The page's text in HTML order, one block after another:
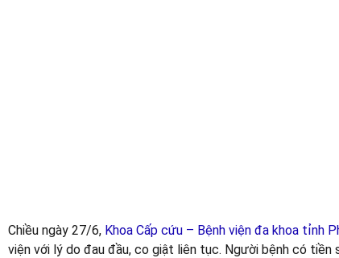
Chiều ngày 27/6, Khoa Cấp cứu – Bệnh viện đa khoa tỉnh
viện với lý do đau đầu, co giật liên tục. Người bệnh có